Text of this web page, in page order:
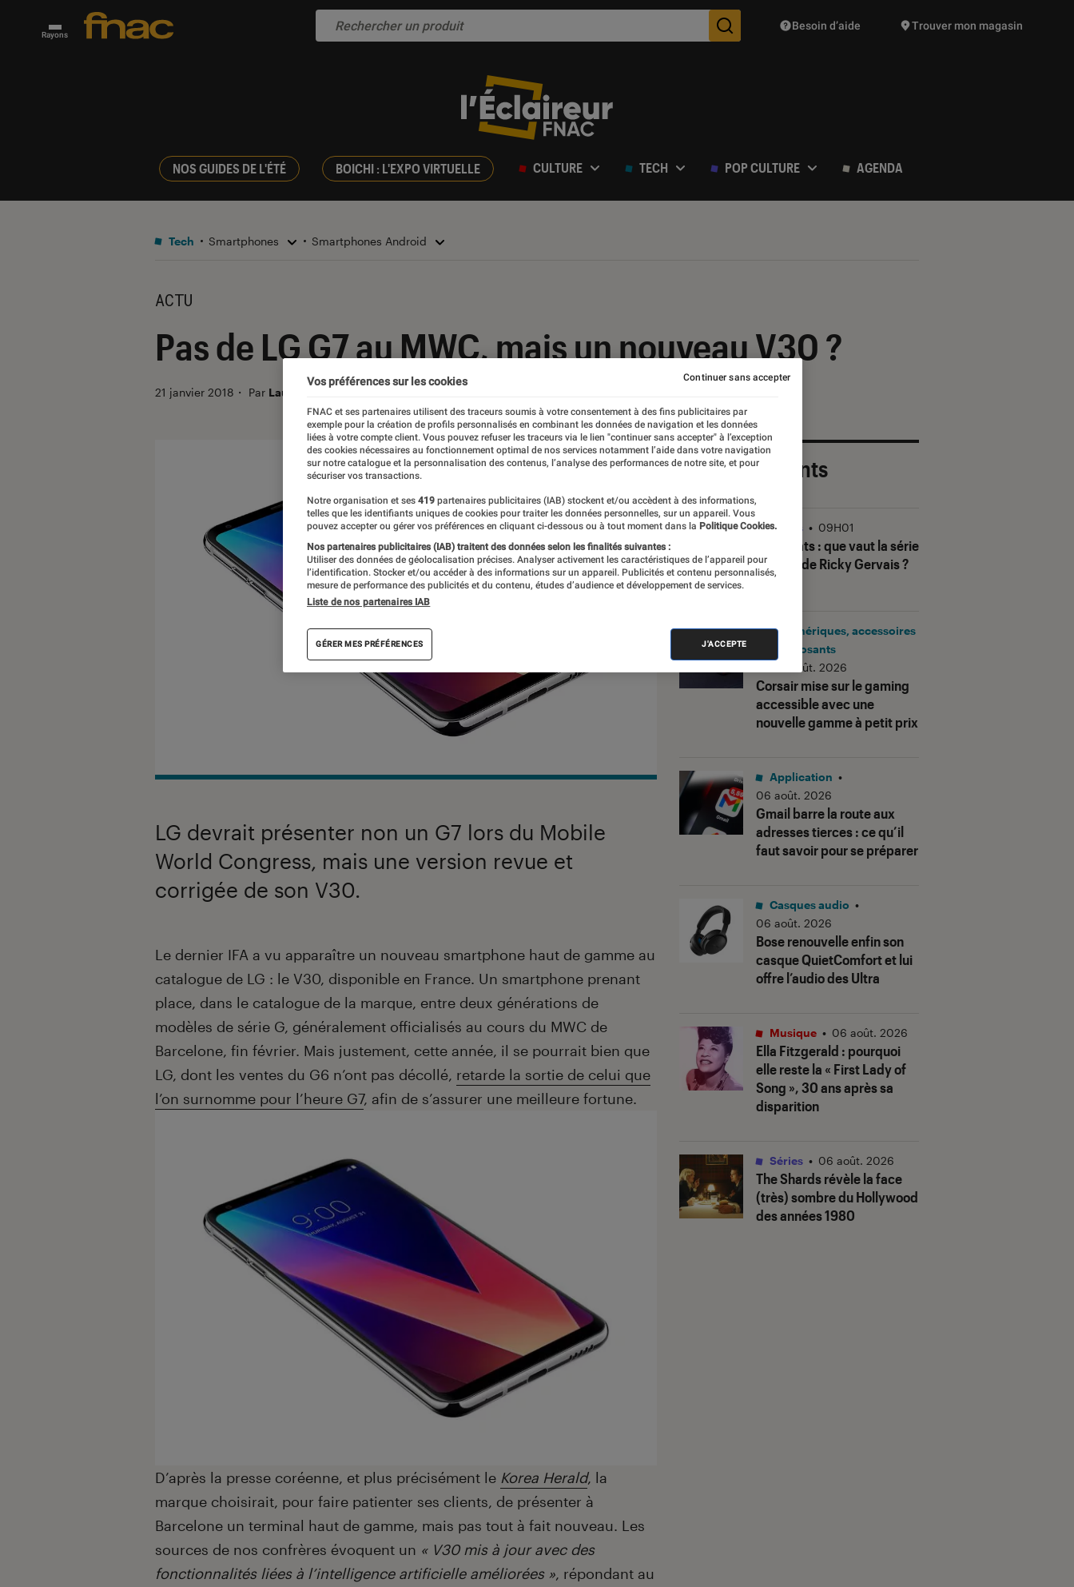
Rayons Des suggestions de produits vont vous être proposées
Besoin d’aide Trouver mon magasin
NOS GUIDES DE L'ÉTÉ BOICHI : L'EXPO VIRTUELLE CULTURE TECH POP CULTURE AGENDA
Tech Smartphones Smartphones Android
ACTU
Pas de LG G7 au MWC, mais un nouveau V30 ?
21 janvier 2018 ・ Par Laure Renouard
LG devrait présenter non un G7 lors du Mobile
World Congress, mais une version revue et
corrigée de son V30.
Introduction
Le dernier IFA a vu apparaître un nouveau smartphone haut de gamme au
catalogue de LG : le V30, disponible en France. Un smartphone prenant
place, dans le catalogue de la marque, entre deux générations de
modèles de série G, généralement officialisés au cours du MWC de
Barcelone, fin février. Mais justement, cette année, il se pourrait bien que
LG, dont les ventes du G6 n’ont pas décollé, retarde la sortie de celui que
l’on surnomme pour l’heure G7, afin de s’assurer une meilleure fortune.
D’après la presse coréenne, et plus précisément le Korea Herald, la
marque choisirait, pour faire patienter ses clients, de présenter à
Barcelone un terminal haut de gamme, mais pas tout à fait nouveau. Les
sources de nos confrères évoquent un « V30 mis à jour avec des
fonctionnalités liées à l’intelligence artificielle améliorées », répondant au
Les plus récents
Alley Cats: que vaut la série
animée de Ricky Gervais ?
Séries • 09H01
Corsair mise sur le gaming
accessible avec une
nouvelle gamme à petit prix
Périphériques, accessoires
et composants
06 août. 2026
Gmail barre la route aux
adresses tierces : ce qu’il
faut savoir pour se préparer
Application •
06 août. 2026
Bose renouvelle enfin son
casque QuietComfort et lui
offre l’audio des Ultra
Casques audio •
06 août. 2026
Ella Fitzgerald : pourquoi
elle reste la « First Lady of
Song », 30 ans après sa
disparition
Musique • 06 août. 2026
The Shardsrévèle la face
(très) sombre du Hollywood
des années 1980
Séries • 06 août. 2026
Vos préférences sur les cookies
FNAC et ses partenaires utilisent des traceurs soumis à votre consentement à des fins publicitaires par
exemple pour la création de profils personnalisés en combinant les données de navigation et les données
liées à votre compte client. Vous pouvez refuser les traceurs via le lien "continuer sans accepter" à l’exception
des cookies nécessaires au fonctionnement optimal de nos services notamment l’aide dans votre navigation
sur notre catalogue et la personnalisation des contenus, l’analyse des performances de notre site, et pour
sécuriser vos transactions.
Notre organisation et ses 419 partenaires publicitaires (IAB) stockent et/ou accèdent à des informations,
telles que les identifiants uniques de cookies pour traiter les données personnelles, sur un appareil. Vous
pouvez accepter ou gérer vos préférences en cliquant ci-dessous ou à tout moment dans la Politique Cookies.
Nos partenaires publicitaires (IAB) traitent des données selon les finalités suivantes :
Utiliser des données de géolocalisation précises. Analyser activement les caractéristiques de l’appareil pour
l’identification. Stocker et/ou accéder à des informations sur un appareil. Publicités et contenu personnalisés,
mesure de performance des publicités et du contenu, études d’audience et développement de services.
Liste de nos partenaires IAB
GÉRER MES PRÉFÉRENCES J'ACCEPTE
Continuer sans accepter